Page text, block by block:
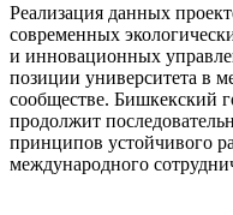
Реализация данных
современных
и инновационных
позиции университета в
сообществе. Бишкекский
продолжит
принципов устойчивого
международного